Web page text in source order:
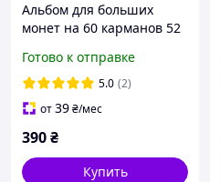
Альбом для больших
монет на 60 карманов 52
Готово к отправке
5.0 (2)
от39₴/мес
390₴
Купить